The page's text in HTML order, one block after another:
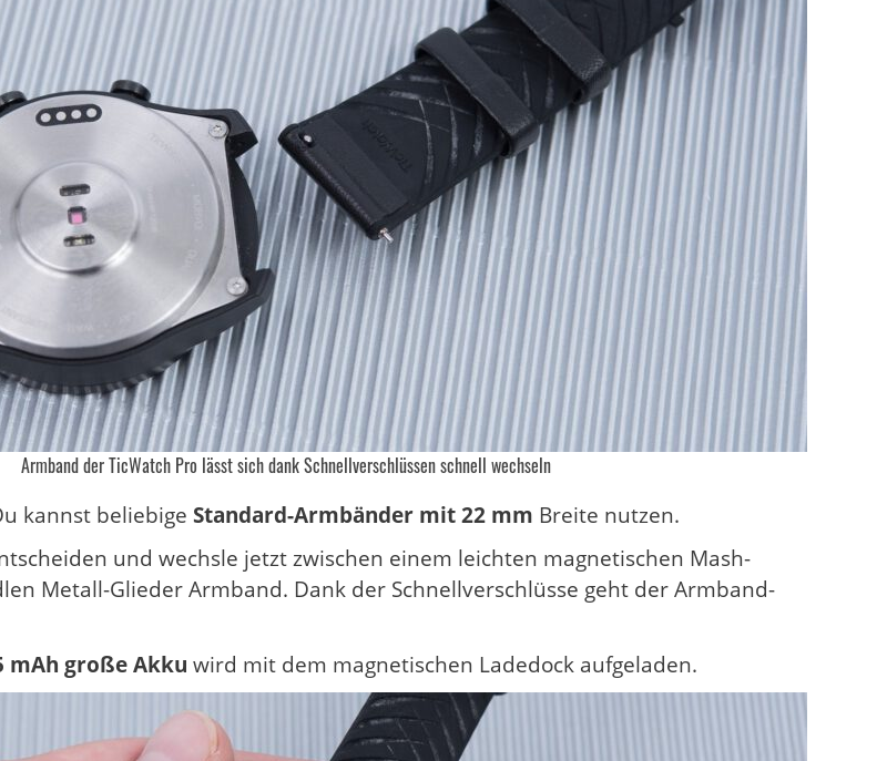
Armband der TicWatch Pro lässt sich dank Schnellverschlüssen schnell wechseln
kannst beliebige Standard-Armbänder mit 22 mm Breite nutzen.
und wechsle jetzt zwischen einem leichten magnetischen Mash-
Metall-Glieder Armband. Dank der Schnellverschlüsse geht der Armband-
mAh große Akku wird mit dem magnetischen Ladedock aufgeladen.